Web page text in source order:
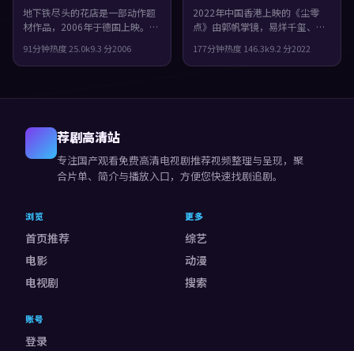
地下铁尽头的花店是一部动作题
材作品，2006年于德国上映。由
村拓哉等主演。一场意外把原本
平行的人生拧在一起，观感紧
91分钟热度25.0k9.3 分2006
2022年中国香港上映的《尘零
点》由郭帆掌镜，易烊千玺、谭
类型上偏奇幻，镜头语言偏写
实，细节里埋着伏笔，观感紧
177分钟热度 146.3k9.2 分2022
荐剧高清站
专注国产观看免费高清电视剧推荐视频整理与呈现，聚
合片单、简介与播放入口，方便您快速找剧追剧。
浏览
首页推荐
电影
电视剧
更多
综艺
动漫
搜索
账号
登录